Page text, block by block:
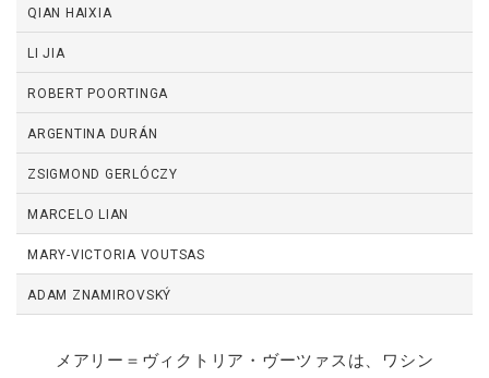
QIAN HAIXIA
LI JIA
ROBERT POORTINGA
ARGENTINA DURÁN
ZSIGMOND GERLÓCZY
MARCELO LIAN
MARY-VICTORIA VOUTSAS
ADAM ZNAMIROVSKÝ
メアリー＝ヴィクトリア・ヴーツァスは、ワシン